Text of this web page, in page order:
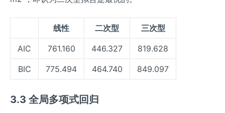
线性 二次型 三次型
AIC 761.160 446.327 819.628
BIC 775.494 464.740 849.097
3.3 全局多项式回归